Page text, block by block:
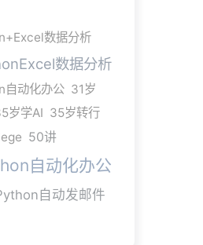
数据分析
数据分析
动化办公 31岁
岁学AI 35岁转行
50讲
自动化办公
自动发邮件